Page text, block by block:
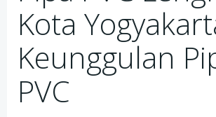
Kota
Keunggulan
PVC